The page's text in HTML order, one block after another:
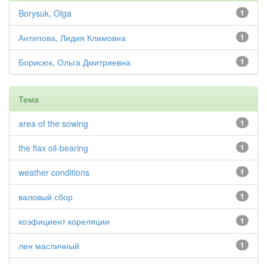
1
Borysuk, Olga
1
Антипова, Лидия Климовна
1
Борисюк, Ольга Дмитриевна
Тема
1
area of the sowing
1
the flax oil-bearing
1
weather conditions
1
валовый сбор
1
коэфициент кореляции
1
лен масличный